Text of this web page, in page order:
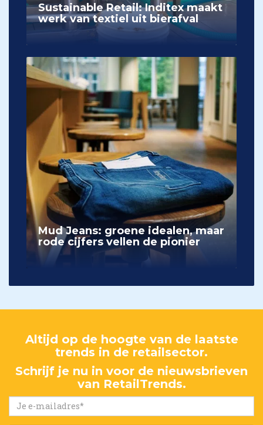
Sustainable Retail: Inditex maakt
werk van textiel uit bierafval
Mud Jeans: groene idealen, maar
rode cijfers vellen de pionier
Altijd op de hoogte van de laatste
trends in de retailsector.
Schrijf je nu in voor de nieuwsbrieven
van RetailTrends.